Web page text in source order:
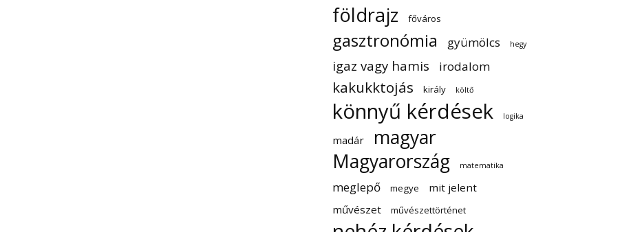
földrajz főváros
gasztronómia gyümölcs hegy
igaz vagy hamis irodalom
kakukktojás király költő
könnyű kérdések logika
madár
magyar
Magyarország
matematika
meglepő megye
mit jelent
művészet
művészettörténet